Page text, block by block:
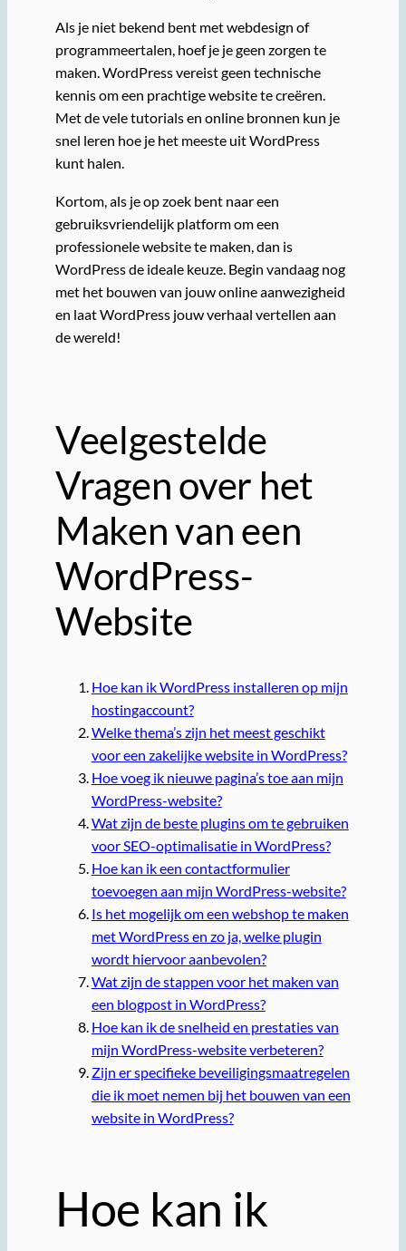
Als je niet bekend bent met webdesign of
programmeertalen, hoef je je geen zorgen te
maken. WordPress vereist geen technische
kennis om een prachtige website te creëren.
Met de vele tutorials en online bronnen kun je
snel leren hoe je het meeste uit WordPress
kunt halen.
Kortom, als je op zoek bent naar een
gebruiksvriendelijk platform om een
professionele website te maken, dan is
WordPress de ideale keuze. Begin vandaag nog
met het bouwen van jouw online aanwezigheid
en laat WordPress jouw verhaal vertellen aan
de wereld!
Veelgestelde
Vragen over het
Maken van een
WordPress-
Website
Hoe kan ik WordPress installeren op mijn
hostingaccount?
Welke thema’s zijn het meest geschikt
voor een zakelijke website in WordPress?
Hoe voeg ik nieuwe pagina’s toe aan mijn
WordPress-website?
Wat zijn de beste plugins om te gebruiken
voor SEO-optimalisatie in WordPress?
Hoe kan ik een contactformulier
toevoegen aan mijn WordPress-website?
Is het mogelijk om een webshop te maken
met WordPress en zo ja, welke plugin
wordt hiervoor aanbevolen?
Wat zijn de stappen voor het maken van
een blogpost in WordPress?
Hoe kan ik de snelheid en prestaties van
mijn WordPress-website verbeteren?
Zijn er specifieke beveiligingsmaatregelen
die ik moet nemen bij het bouwen van een
website in WordPress?
Hoe kan ik